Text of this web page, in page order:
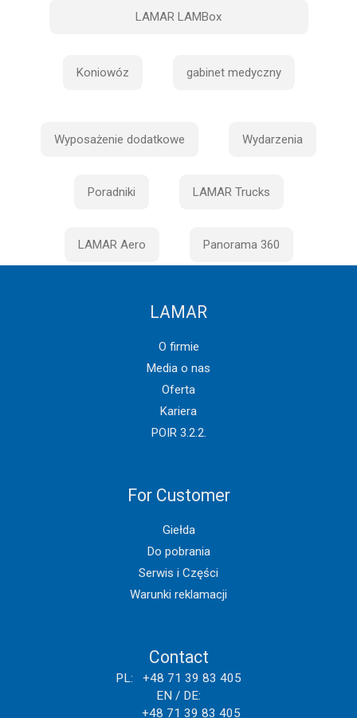
LAMAR LAMBox
Koniowóz gabinet medyczny
Wyposażenie dodatkowe Wydarzenia
Poradniki LAMAR Trucks
LAMAR Aero Panorama 360
LAMAR
O firmie
Media o nas
Oferta
Kariera
POIR 3.2.2.
For Customer
Giełda
Do pobrania
Serwis i Części
Warunki reklamacji
Contact
PL: +48 71 39 83 405
EN / DE:
+48 71 39 83 405